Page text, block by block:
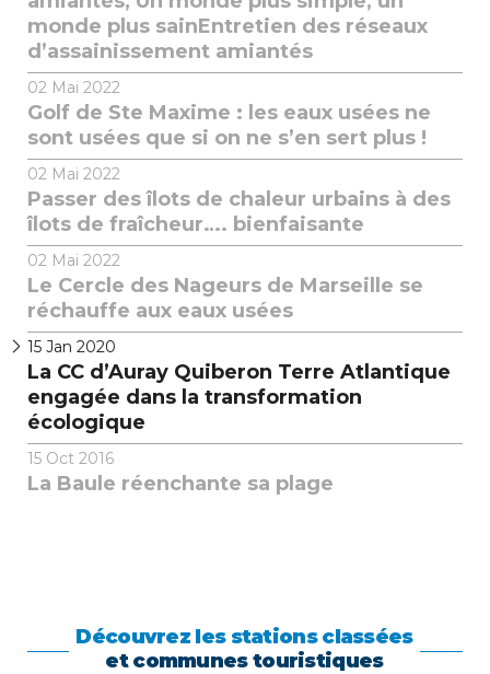
monde plus sainEntretien des réseaux
d’assainissement amiantés
02 Mai 2022
Golf de Ste Maxime : les eaux usées ne
sont usées que si on ne s’en sert plus !
02 Mai 2022
Passer des îlots de chaleur urbains à des
îlots de fraîcheur…. bienfaisante
02 Mai 2022
Le Cercle des Nageurs de Marseille se
réchauffe aux eaux usées
15 Jan 2020
La CC d’Auray Quiberon Terre Atlantique
engagée dans la transformation
écologique
15 Oct 2016
La Baule réenchante sa plage
Découvrez les stations classées
et communes touristiques